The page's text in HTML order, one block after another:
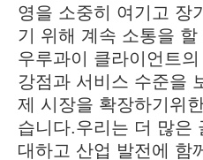
영을 소중히 여기고 장
기 위해 계속 소통을 할
우루과이 클라이언트
강점과 서비스 수준을
제 시장을 확장하기위
습니다.우리는 더 많은
대하고 산업 발전에 함